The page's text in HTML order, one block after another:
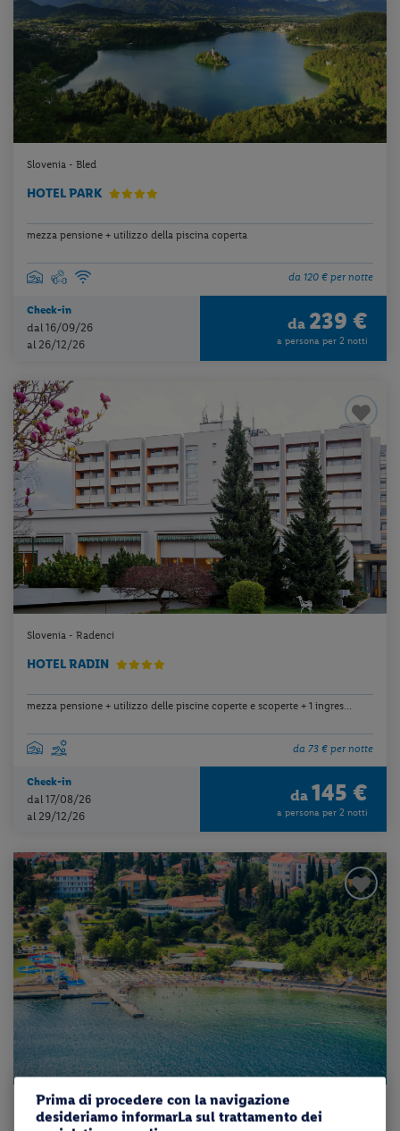
Slovenia - Bled
HOTEL PARK
mezza pensione + utilizzo della piscina coperta
da 120 € per notte
Check-in
dal 16/09/26
al 26/12/26
da 239 €
a persona per 2 notti
Slovenia - Radenci
HOTEL RADIN
mezza pensione + utilizzo delle piscine coperte e scoperte + 1 ingres...
da 73 € per notte
Check-in
dal 17/08/26
al 29/12/26
da 145 €
a persona per 2 notti
Slovenia - Isola
Prima di procedere con la navigazione
desideriamo informarLa sul trattamento dei